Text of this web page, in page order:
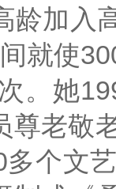
加入高
就使
。她
尊老敬
个文